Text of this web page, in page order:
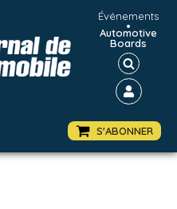
Événements
•
Automotive
Boards
S'ABONNER